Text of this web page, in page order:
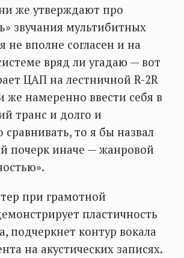
же утверждают про
звучания мультибитных
не вполне согласен и на
вряд ли угадаю — вот
ЦАП на лестничной R-2R
же намеренно ввести себя в
транс и долго и
сравнивать, то я бы назвал
почерк иначе — жанровой
при грамотной
пластичность
подчеркнет контур вокала
на акустических записях.